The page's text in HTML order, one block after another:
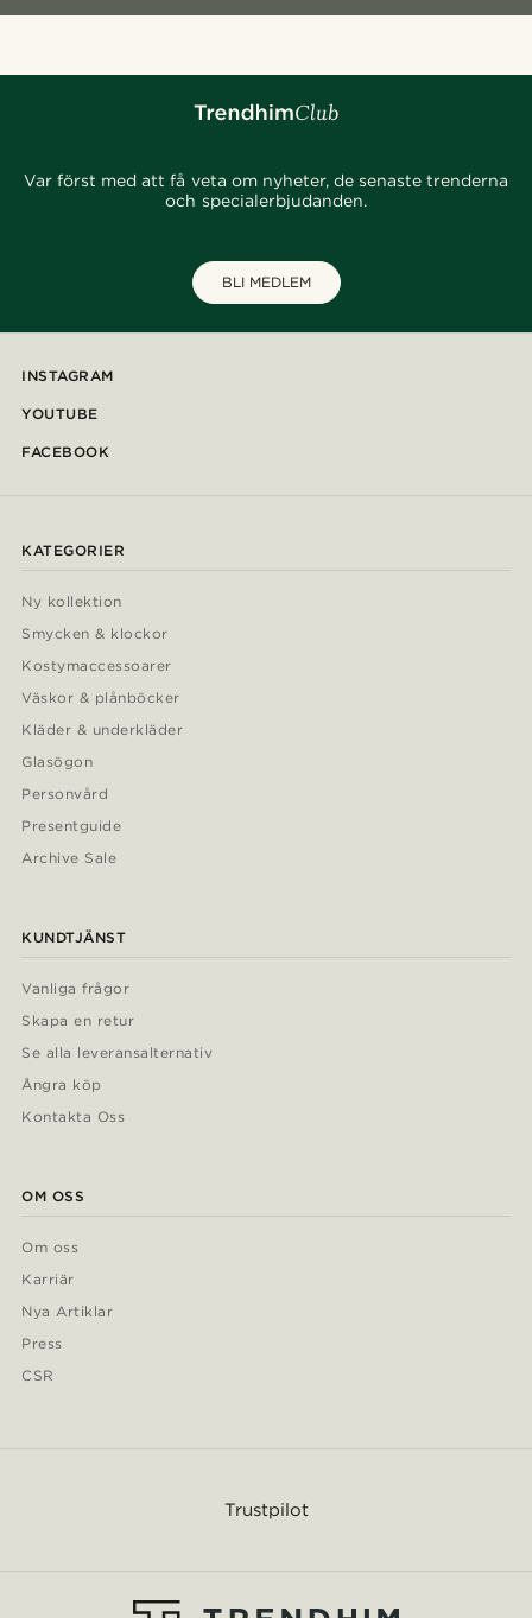
Var först med att få veta om nyheter, de senaste trenderna
och specialerbjudanden.
BLI MEDLEM
INSTAGRAM
YOUTUBE
FACEBOOK
KATEGORIER
Ny kollektion
Smycken & klockor
Kostymaccessoarer
Väskor & plånböcker
Kläder & underkläder
Glasögon
Personvård
Presentguide
Archive Sale
KUNDTJÄNST
Vanliga frågor
Skapa en retur
Se alla leveransalternativ
Ångra köp
Kontakta Oss
OM OSS
Om oss
Karriär
Nya Artiklar
Press
CSR
Trustpilot